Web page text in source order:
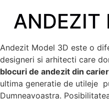
ANDEZIT
Andezit Model 3D este o
designeri si arhitecti care
blocuri de andezit din
ultima generatie de utileje
Dumneavoastra.